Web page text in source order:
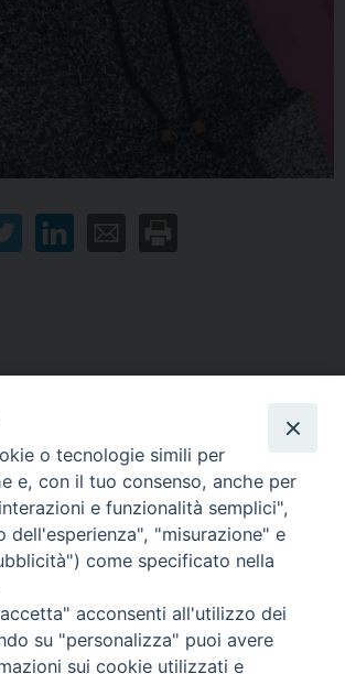
Castellammare di Stabia (NA)
– 80053 Castellammare di Stabia (NA)
o tecnologie simili per
e, con il tuo consenso, anche per
e funzionalità semplici",
dell'esperienza", "misurazione" e
come specificato nella
acconsenti all'utilizzo dei
su "personalizza" puoi avere
sui cookie utilizzati e